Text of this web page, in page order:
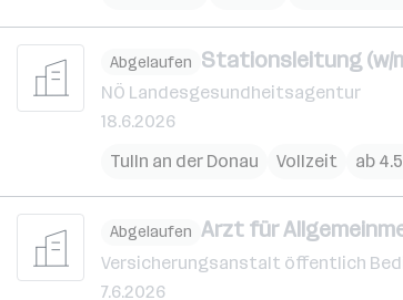
Abgelaufen Stationsleitung (w/
NÖ Landesgesundheitsagentur
18.6.2026
Tulln an der Donau
Vollzeit ab
Abgelaufen Arzt für
Versicherungsanstalt öffentlich
7.6.2026